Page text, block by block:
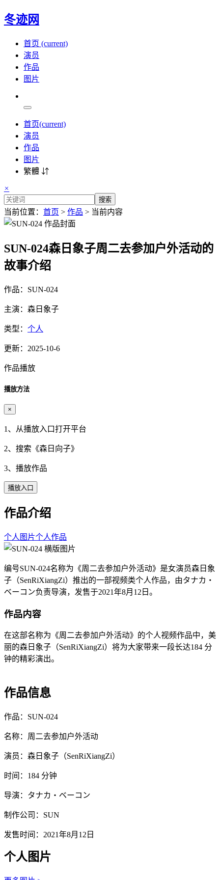
冬迹网
首页 (current)
演员
作品
图片
首页(current)
演员
作品
图片
繁體 ⇵
×
搜索
当前位置： 首页 > 作品 > 当前内容
SUN-024森日象子周二去参加户外活动的
故事介绍
作品：SUN-024
主演：森日象子
类型： 个人
更新：2025-10-6
作品播放
播放方法
×
1、从播放入口打开平台
2、搜索《森日向子》
3、播放作品
播放入口
作品介绍
个人图片个人作品
编号SUN-024名称为《周二去参加户外活动》是女演员森日象
子（SenRiXiangZi）推出的一部视频类个人作品，由タナカ・
ベーコン负责导演，发售于2021年8月12日。
作品内容
在这部名称为《周二去参加户外活动》的个人视频作品中，美
丽的森日象子（SenRiXiangZi）将为大家带来一段长达184 分
钟的精彩演出。
作品信息
作品：SUN-024
名称：周二去参加户外活动
演员：森日象子（SenRiXiangZi）
时间：184 分钟
导演：タナカ・ベーコン
制作公司：SUN
发售时间：2021年8月12日
个人图片